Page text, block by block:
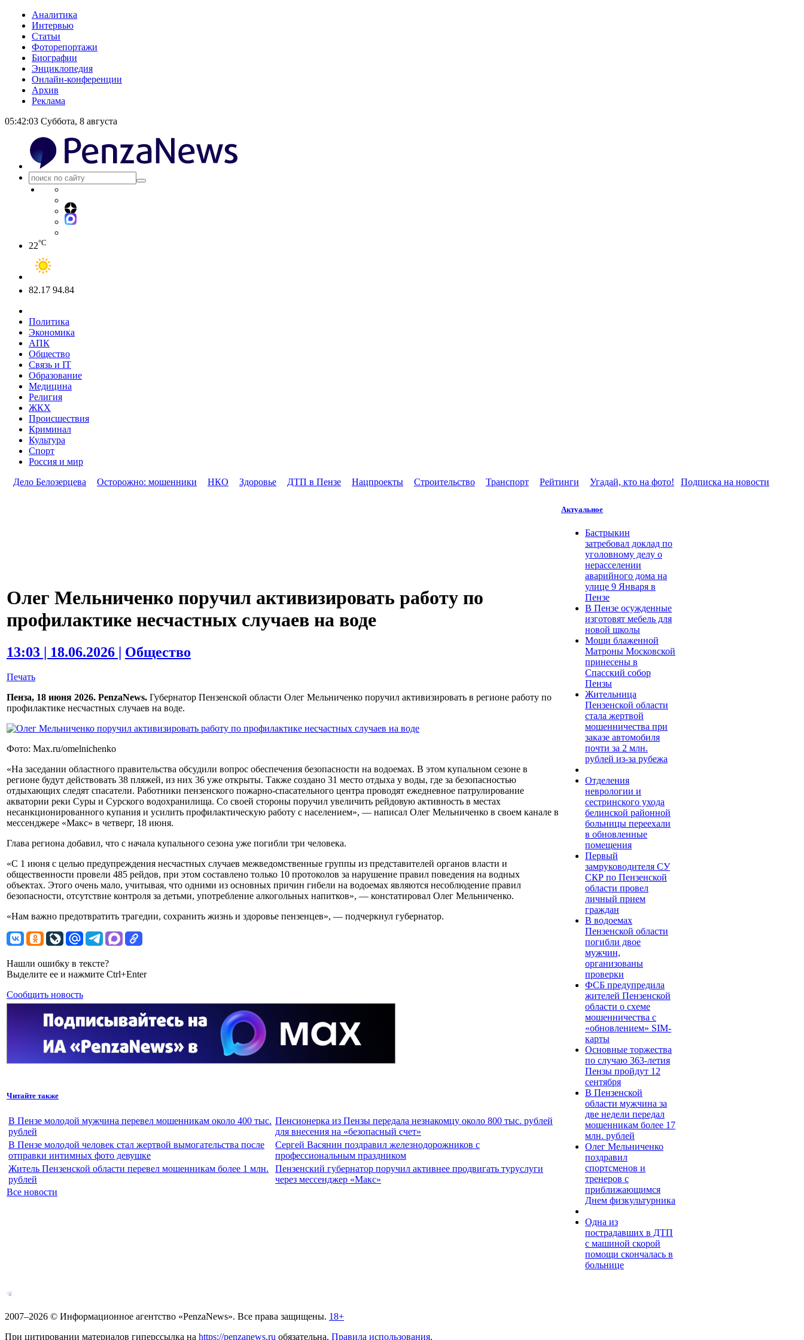
Аналитика
Интервью
Статьи
Фоторепортажи
Биографии
Энциклопедия
Онлайн-конференции
Архив
Реклама
05:42:04 Суббота, 8 августа
22°C
82.17 94.84
Политика
Экономика
АПК
Общество
Связь и IT
Образование
Медицина
Религия
ЖКХ
Происшествия
Криминал
Культура
Спорт
Россия и мир
Дело Белозерцева
Осторожно: мошенники НКО Здоровье ДТП в Пензе Нацпроекты Строительство Транспорт Рейтинги Угадай, кто на фото! Подписка на новости
Олег Мельниченко поручил активизировать работу по
профилактике несчастных случаев на воде
13:03 | 18.06.2026 | Общество
Печать
Пенза, 18 июня 2026. PenzaNews. Губернатор Пензенской области Олег Мельниченко поручил активизировать в регионе работу по
профилактике несчастных случаев на воде.
Фото: Max.ru/omelnichenko
«На заседании областного правительства обсудили вопрос обеспечения безопасности на водоемах. В этом купальном сезоне в
регионе будут действовать 38 пляжей, из них 36 уже открыты. Также создано 31 место отдыха у воды, где за безопасностью
отдыхающих следят спасатели. Работники пензенского пожарно-спасательного центра проводят ежедневное патрулирование
акватории реки Суры и Сурского водохранилища. Со своей стороны поручил увеличить рейдовую активность в местах
несанкционированного купания и усилить профилактическую работу с населением», — написал Олег Мельниченко в своем канале в
мессенджере «Макс» в четверг, 18 июня.
Глава региона добавил, что с начала купального сезона уже погибли три человека.
«С 1 июня с целью предупреждения несчастных случаев межведомственные группы из представителей органов власти и
общественности провели 485 рейдов, при этом составлено только 10 протоколов за нарушение правил поведения на водных
объектах. Этого очень мало, учитывая, что одними из основных причин гибели на водоемах являются несоблюдение правил
безопасности, отсутствие контроля за детьми, употребление алкогольных напитков», — констатировал Олег Мельниченко.
«Нам важно предотвратить трагедии, сохранить жизнь и здоровье пензенцев», — подчеркнул губернатор.
Нашли ошибку в тексте?
Выделите ее и нажмите Ctrl+Enter
Сообщить новость
Читайте также
В Пензе молодой мужчина перевел мошенникам около 400 тыс.
рублей
Пенсионерка из Пензы передала незнакомцу около 800 тыс. рублей
для внесения на «безопасный счет»
В Пензе молодой человек стал жертвой вымогательства после
отправки интимных фото девушке
Сергей Васянин поздравил железнодорожников с
профессиональным праздником
Житель Пензенской области перевел мошенникам более 1 млн.
рублей
Пензенский губернатор поручил активнее продвигать туруслуги
через мессенджер «Макс»
Все новости
Актуальное
Бастрыкин
затребовал доклад по
уголовному делу о
нерасселении
аварийного дома на
улице 9 Января в
Пензе
В Пензе осужденные
изготовят мебель для
новой школы
Мощи блаженной
Матроны Московской
принесены в
Спасский собор
Пензы
Жительница
Пензенской области
стала жертвой
мошенничества при
заказе автомобиля
почти за 2 млн.
рублей из-за рубежа
Отделения
неврологии и
сестринского ухода
белинской районной
больницы переехали
в обновленные
помещения
Первый
замруководителя СУ
СКР по Пензенской
области провел
личный прием
граждан
В водоемах
Пензенской области
погибли двое
мужчин,
организованы
проверки
ФСБ предупредила
жителей Пензенской
области о схеме
мошенничества c
«обновлением» SIM-
карты
Основные торжества
по случаю 363-летия
Пензы пройдут 12
сентября
В Пензенской
области мужчина за
две недели передал
мошенникам более 17
млн. рублей
Олег Мельниченко
поздравил
спортсменов и
тренеров с
приближающимся
Днем физкультурника
Одна из
пострадавших в ДТП
с машиной скорой
помощи скончалась в
больнице
2007–2026 © Информационное агентство «PenzaNews». Все права защищены. 18+
При цитировании материалов гиперссылка на https://penzanews.ru обязательна. Правила использования.